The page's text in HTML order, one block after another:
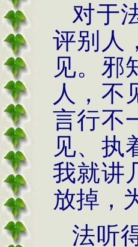
对于
评别人
见。邪
人，不
言行不
见、执
我就讲
放掉，
法听